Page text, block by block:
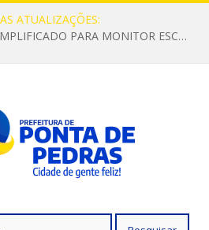
ATUALIZAÇÕES:
PROCESSO SELETIVO SIMPLIFICADO PARA MONITOR ESCOLAR